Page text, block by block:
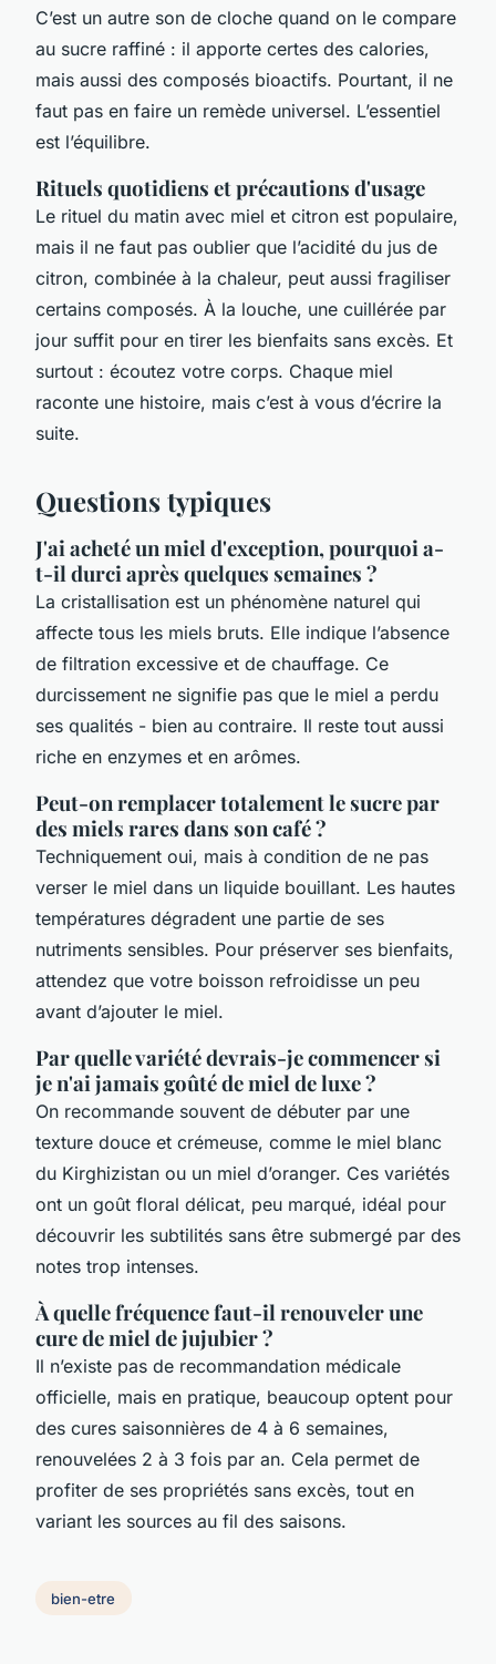
C’est un autre son de cloche quand on le compare
au sucre raffiné : il apporte certes des calories,
mais aussi des composés bioactifs. Pourtant, il ne
faut pas en faire un remède universel. L’essentiel
est l’équilibre.
Rituels quotidiens et précautions d'usage
Le rituel du matin avec miel et citron est populaire,
mais il ne faut pas oublier que l’acidité du jus de
citron, combinée à la chaleur, peut aussi fragiliser
certains composés. À la louche, une cuillérée par
jour suffit pour en tirer les bienfaits sans excès. Et
surtout : écoutez votre corps. Chaque miel
raconte une histoire, mais c’est à vous d’écrire la
suite.
Questions typiques
J'ai acheté un miel d'exception, pourquoi a-
t-il durci après quelques semaines ?
La cristallisation est un phénomène naturel qui
affecte tous les miels bruts. Elle indique l’absence
de filtration excessive et de chauffage. Ce
durcissement ne signifie pas que le miel a perdu
ses qualités - bien au contraire. Il reste tout aussi
riche en enzymes et en arômes.
Peut-on remplacer totalement le sucre par
des miels rares dans son café ?
Techniquement oui, mais à condition de ne pas
verser le miel dans un liquide bouillant. Les hautes
températures dégradent une partie de ses
nutriments sensibles. Pour préserver ses bienfaits,
attendez que votre boisson refroidisse un peu
avant d’ajouter le miel.
Par quelle variété devrais-je commencer si
je n'ai jamais goûté de miel de luxe ?
On recommande souvent de débuter par une
texture douce et crémeuse, comme le miel blanc
du Kirghizistan ou un miel d’oranger. Ces variétés
ont un goût floral délicat, peu marqué, idéal pour
découvrir les subtilités sans être submergé par des
notes trop intenses.
À quelle fréquence faut-il renouveler une
cure de miel de jujubier ?
Il n’existe pas de recommandation médicale
officielle, mais en pratique, beaucoup optent pour
des cures saisonnières de 4 à 6 semaines,
renouvelées 2 à 3 fois par an. Cela permet de
profiter de ses propriétés sans excès, tout en
variant les sources au fil des saisons.
bien-etre